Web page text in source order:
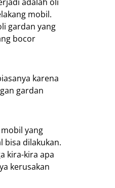
mobil.
gardan yang
bocor
karena
gardan
yang
bisa dilakukan.
kira-kira apa
kerusakan